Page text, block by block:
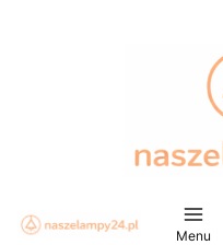
Menu